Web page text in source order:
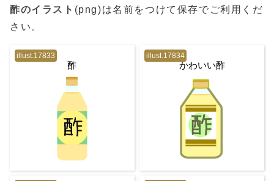
酢のイラスト (png)は名前をつけて保存でご利用くだ
さい。
illust.17833
酢
illust.17834
かわいい酢